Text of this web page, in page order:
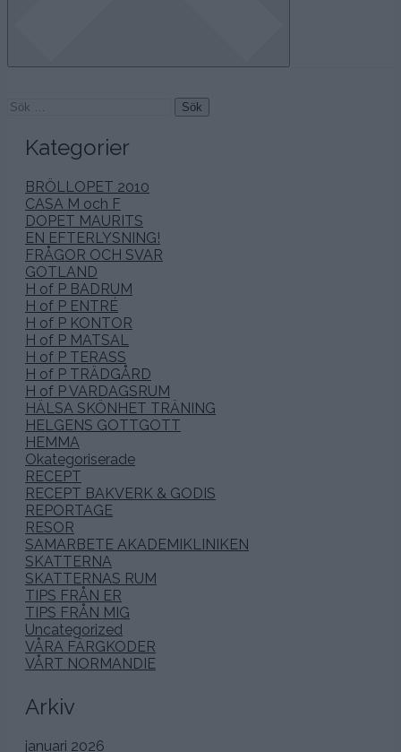
Sök
Kategorier
BRÖLLOPET 2010
CASA M och F
DOPET MAURITS
EN EFTERLYSNING!
FRÅGOR OCH SVAR
GOTLAND
H of P BADRUM
H of P ENTRÉ
H of P KONTOR
H of P MATSAL
H of P TERASS
H of P TRÄDGÅRD
H of P VARDAGSRUM
HÄLSA SKÖNHET TRÄNING
HELGENS GOTTGOTT
HEMMA
Okategoriserade
RECEPT
RECEPT BAKVERK & GODIS
REPORTAGE
RESOR
SAMARBETE AKADEMIKLINIKEN
SKATTERNA
SKATTERNAS RUM
TIPS FRÅN ER
TIPS FRÅN MIG
Uncategorized
VÅRA FÄRGKODER
VÅRT NORMANDIE
Arkiv
januari 2026